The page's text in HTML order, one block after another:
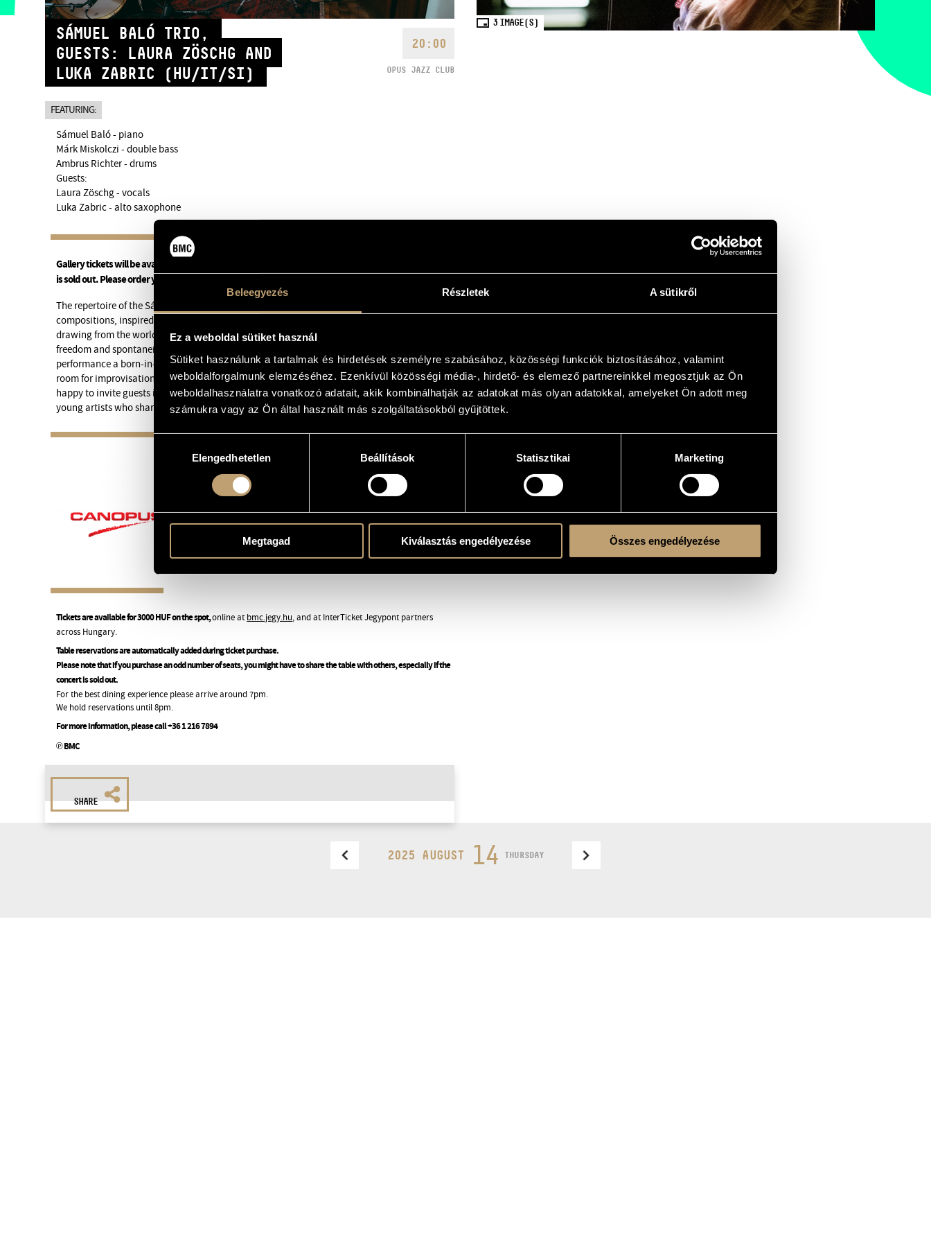
Beleegyezés Részletek A sütikről
Ez a weboldal sütiket használ
Sütiket használunk a tartalmak és hirdetések személyre szabásához, közösségi funkciók biztosításához, valamint
weboldalforgalmunk elemzéséhez. Ezenkívül közösségi média-, hirdető- és elemező partnereinkkel megosztjuk az Ön
weboldalhasználatra vonatkozó adatait, akik kombinálhatják az adatokat más olyan adatokkal, amelyeket Ön adott meg
számukra vagy az Ön által használt más szolgáltatásokból gyűjtöttek.
Hozzájárulás
kiválasztásaElengedhetetlen Beállítások Statisztikai Marketing
Megtagad Kiválasztás engedélyezése Összes engedélyezése
SÁMUEL BALÓ TRIO,
GUESTS: LAURA ZÖSCHG AND
LUKA ZABRIC (HU/IT/SI)
20:00
OPUS JAZZ CLUB
FEATURING:
Sámuel Baló - piano
Márk Miskolczi - double bass
Ambrus Richter - drums
Guests:
Laura Zöschg - vocals
Luka Zabric - alto saxophone
Gallery tickets will be available on the spot even if the online ticketing system tells you that the show
is sold out. Please order your drinks downstairs at the bar if you are seated on the gallery.
The repertoire of the Sámuel Baló Trio consists mainly of the band leader's own
compositions, inspired by impressions, moods, experiences and memories, and often
drawing from the world of modal jazz and folk music. The ensemble's concerts emphasise
freedom and spontaneity, while their playing draws on musical traditions – making each
performance a born-in-the-moment, yet not shoreless, musical exploration, with plenty of
room for improvisation and musical dialogue. Formed in the spring of 2020, the band is
happy to invite guests into this dialogue; this time they are joined by two experimenting
young artists who share years of friendship and music-making with the trio.
Tickets are available for 3000 HUF on the spot,online atbmc.jegy.hu, and at InterTicket Jegypont partners
across Hungary.
Table reservations are automatically added during ticket purchase.
Please note that if you purchase an odd number of seats, you might have to share the table with others, especially if the
concert is sold out.
For the best dining experience please arrive around 7pm.
We hold reservations until 8pm.
For more information, please call +36 1 216 7894
℗ BMC
SHARE
3 IMAGE(S)
2025 AUGUST 14 THURSDAY